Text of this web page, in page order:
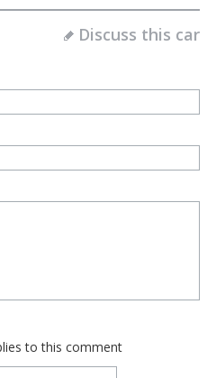
Discuss this car
to this comment